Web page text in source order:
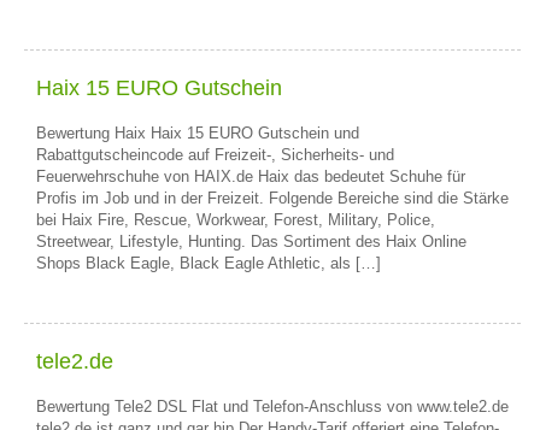
Haix 15 EURO Gutschein
Bewertung Haix Haix 15 EURO Gutschein und
Rabattgutscheincode auf Freizeit-, Sicherheits- und
Feuerwehrschuhe von HAIX.de Haix das bedeutet Schuhe für
Profis im Job und in der Freizeit. Folgende Bereiche sind die Stärke
bei Haix Fire, Rescue, Workwear, Forest, Military, Police,
Streetwear, Lifestyle, Hunting. Das Sortiment des Haix Online
Shops Black Eagle, Black Eagle Athletic, als […]
tele2.de
Bewertung Tele2 DSL Flat und Telefon-Anschluss von www.tele2.de